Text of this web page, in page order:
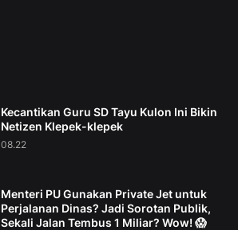
Kecantikan Guru SD Tayu Kulon Ini Bikin
Netizen Klepek-klepek
08.22
Menteri PU Gunakan Private Jet untuk
Perjalanan Dinas? Jadi Sorotan Publik,
Sekali Jalan Tembus 1 Miliar? Wow! 😱